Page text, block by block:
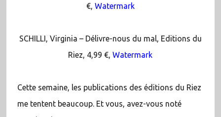
€, Watermark
SCHILLI, Virginia – Délivre-nous du mal, Editions du
Riez, 4,99 €,Watermark
Cette semaine, les publications des éditions du Riez
me tentent beaucoup. Et vous, avez-vous noté